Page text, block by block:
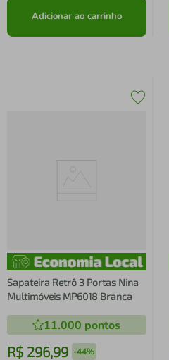
Adicionar ao carrinho
Sapateira Retrô 3 Portas Nina
Multimóveis MP6018 Branca
11.000 pontos
R$ 296,99 -44%